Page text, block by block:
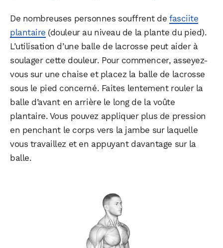
De nombreuses personnes souffrent defasciite
plantaire (douleur au niveau de la plante du pied).
L’utilisation d’une balle de lacrosse peut aider à
soulager cette douleur. Pour commencer, asseyez-
vous sur une chaise et placez la balle de lacrosse
sous le pied concerné. Faites lentement rouler la
balle d’avant en arrière le long de la voûte
plantaire. Vous pouvez appliquer plus de pression
en penchant le corps vers la jambe sur laquelle
vous travaillez et en appuyant davantage sur la
balle.